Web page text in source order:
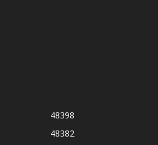
48398
48382